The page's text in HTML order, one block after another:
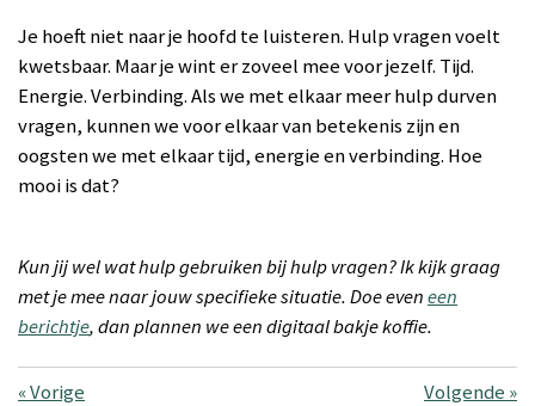
Je hoeft niet naar je hoofd te luisteren. Hulp vragen voelt
kwetsbaar. Maar je wint er zoveel mee voor jezelf. Tijd.
Energie. Verbinding. Als we met elkaar meer hulp durven
vragen, kunnen we voor elkaar van betekenis zijn en
oogsten we met elkaar tijd, energie en verbinding. Hoe
mooi is dat?
Kun jij wel wat hulp gebruiken bij hulp vragen? Ik kijk graag
met je mee naar jouw specifieke situatie. Doe eveneen
berichtje, dan plannen we een digitaal bakje koffie.
«Vorige Volgende »